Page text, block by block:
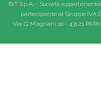
BIT S.p.A. - Società
partecipante al Gruppo IVA
Via G. Magnani 10 - 43121